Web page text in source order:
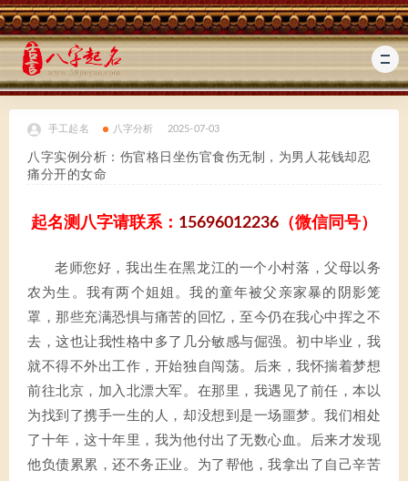
手工起名 八字分析 2025-07-03
八字实例分析：伤官格日坐伤官食伤无制，为男人花钱却忍
痛分开的女命
起名测八字请联系： 15696012236 （微信同号）
老师您好，我出生在黑龙江的一个小村落，父母以务
农为生。我有两个姐姐。我的童年被父亲家暴的阴影笼
罩，那些充满恐惧与痛苦的回忆，至今仍在我心中挥之不
去，这也让我性格中多了几分敏感与倔强。初中毕业，我
就不得不外出工作，开始独自闯荡。后来，我怀揣着梦想
前往北京，加入北漂大军。在那里，我遇见了前任，本以
为找到了携手一生的人，却没想到是一场噩梦。我们相处
了十年，这十年里，我为他付出了无数心血。后来才发现
他负债累累，还不务正业。为了帮他，我拿出了自己辛苦